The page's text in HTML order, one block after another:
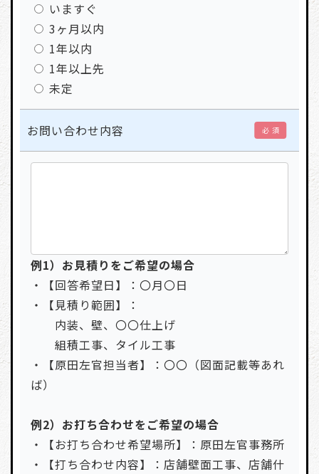
いますぐ
3ヶ月以内
1年以内
1年以上先
未定
お問い合わせ内容 必 須
例1）お見積りをご希望の場合
・【回答希望日】：〇月〇日
・【見積り範囲】：
内装、壁、〇〇仕上げ
組積工事、タイル工事
・【原田左官担当者】：〇〇（図面記載等あれ
ば）
例2）お打ち合わせをご希望の場合
・【お打ち合わせ希望場所】：原田左官事務所
・【打ち合わせ内容】：店舗壁面工事、店舗什